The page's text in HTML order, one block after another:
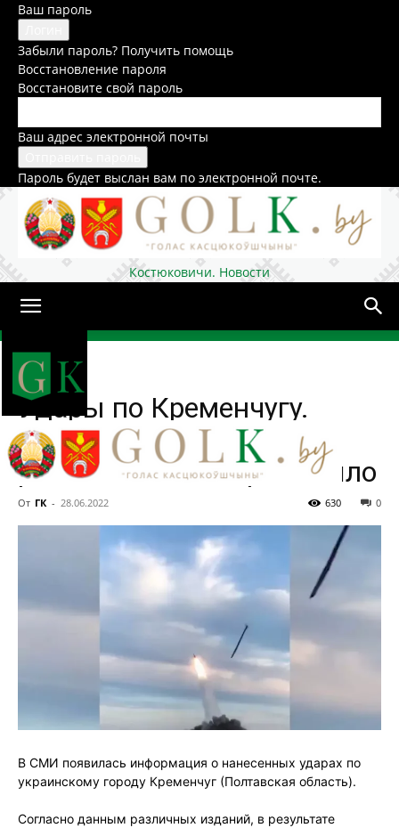
Ваш пароль
Забыли пароль? Получить помощь
Восстановление пароля
Восстановите свой пароль
Ваш адрес электронной почты
Пароль будет выслан вам по электронной почте.
Костюковичи. Новости
Домой
В мире
Удары по Кременчугу.
Минобороны РФ
рассказало, что произошло
От ГК - 28.06.2022 0
630
В СМИ появилась информация о нанесенных ударах по
украинскому городу Кременчуг (Полтавская область).
Согласно данным различных изданий, в результате